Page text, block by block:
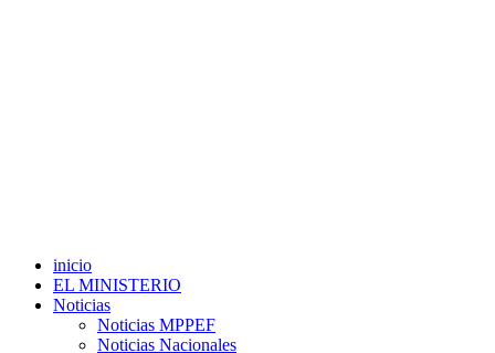
inicio
EL MINISTERIO
Noticias
Noticias MPPEF
Noticias Nacionales